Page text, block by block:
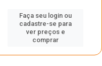
Faça seu login ou
cadastre-se para
ver preços e
comprar